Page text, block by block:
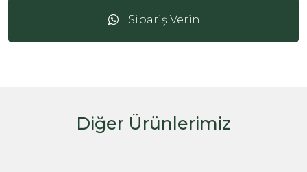
Sipariş Verin
Diğer Ürünlerimiz